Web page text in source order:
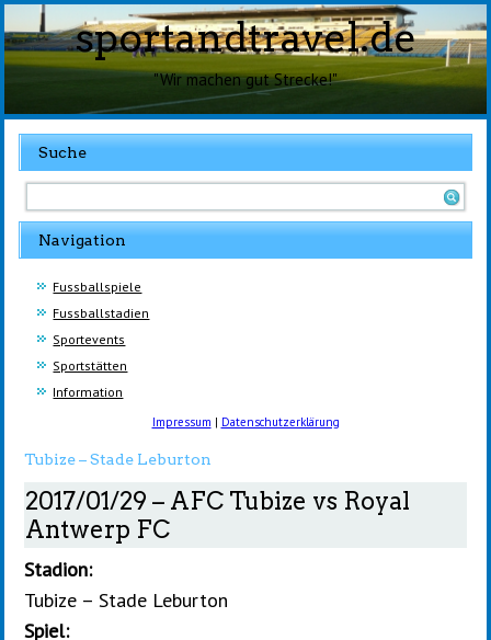
sportandtravel.de
"Wir machen gut Strecke!"
Suche
Navigation
Fussballspiele
Fussballstadien
Sportevents
Sportstätten
Information
Impressum | Datenschutzerklärung
Tubize – Stade Leburton
2017/01/29 – AFC Tubize vs Royal
Antwerp FC
Stadion:
Tubize – Stade Leburton
Spiel: